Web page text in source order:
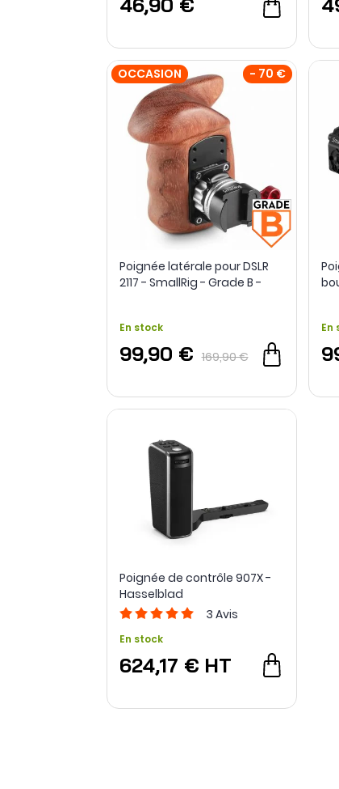
46,90 €
OCCASION - 70 €
Poignée latérale pour DSLR
2117 - SmallRig - Grade B -
En stock
99,90 € 169,90 €
En
Poignée de contrôle 907X -
Hasselblad
3 Avis
En stock
624,17 € HT